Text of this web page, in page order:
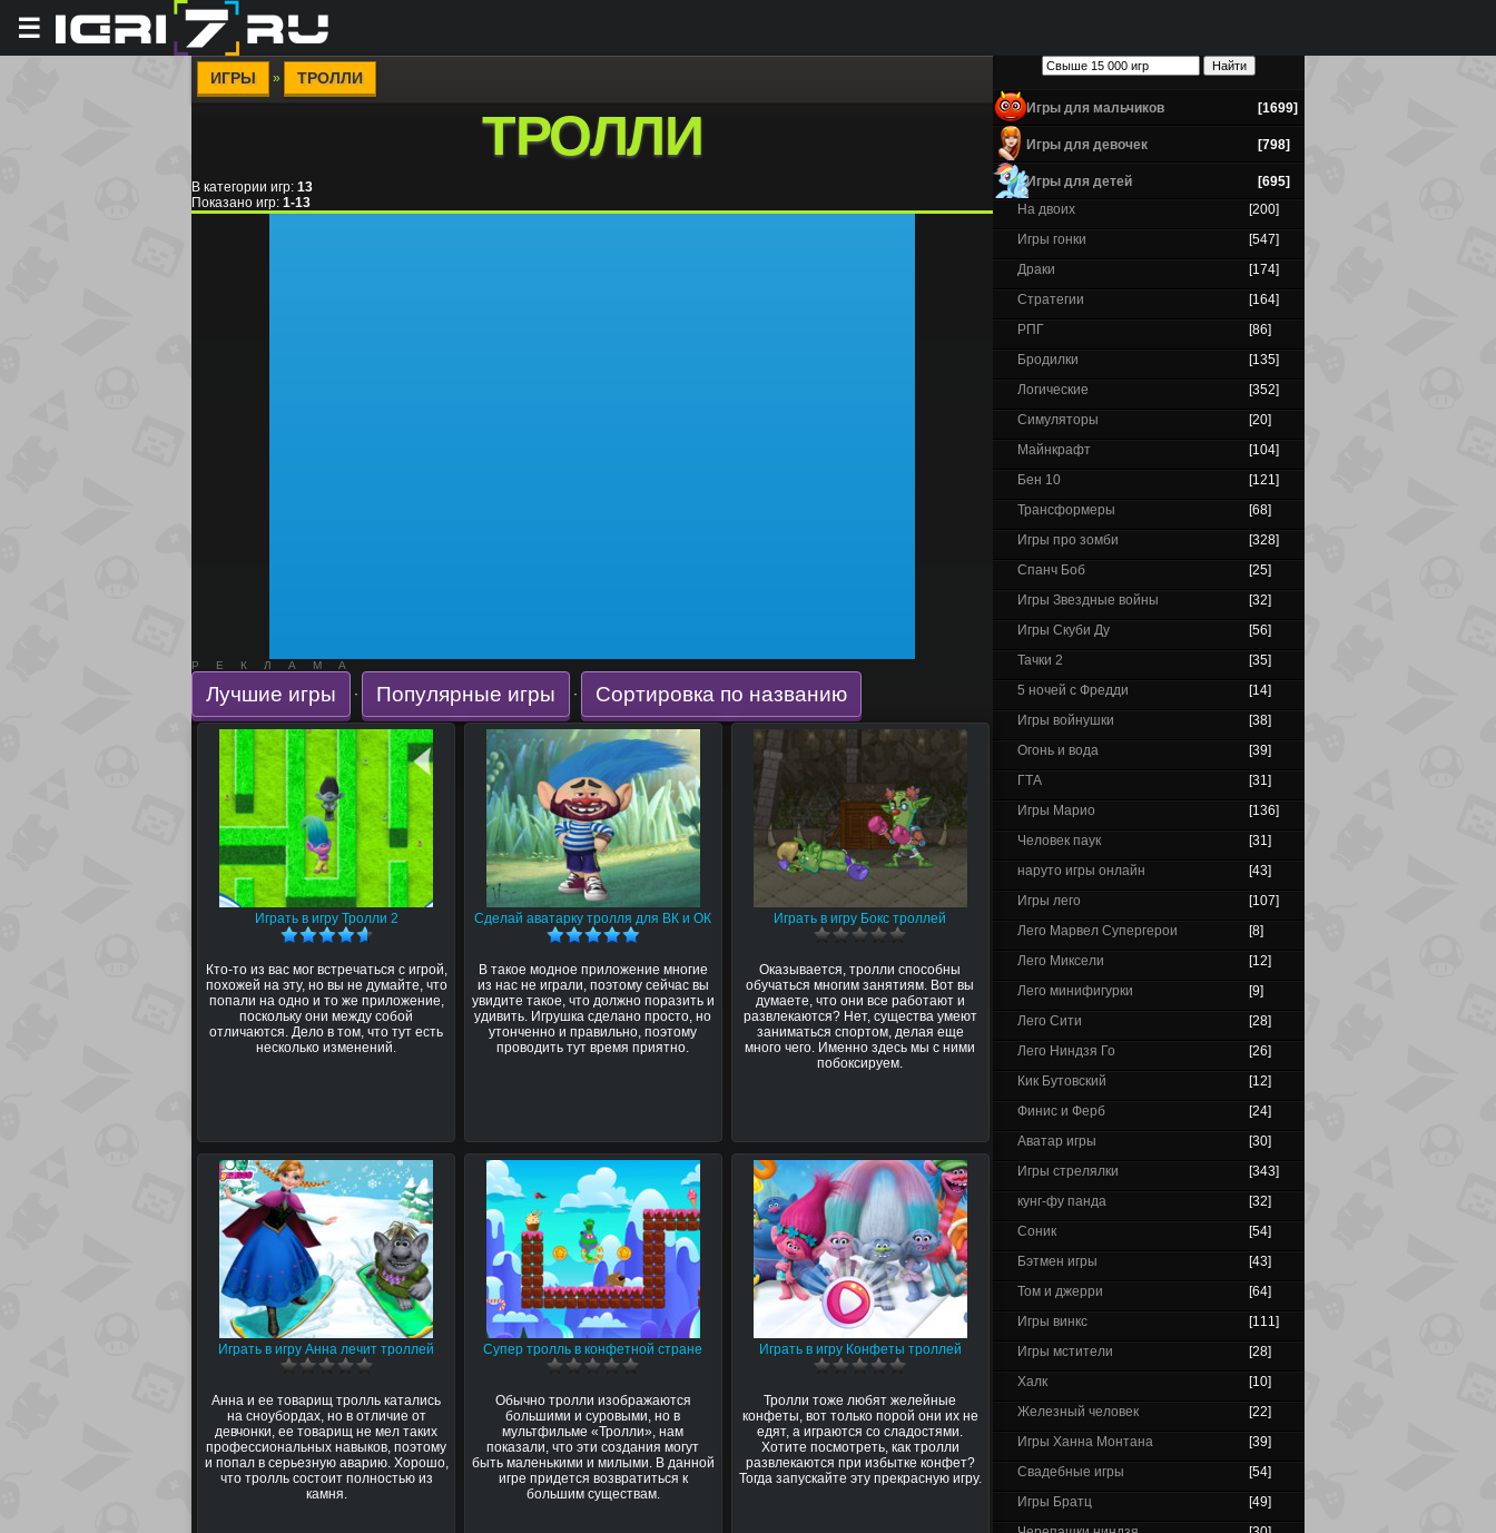
☰
ИГРЫ » ТРОЛЛИ
ТРОЛЛИ
В категории игр: 13
Показано игр: 1-13
РЕКЛАМА
Лучшие игры · Популярные игры · Сортировка по названию
Играть в игру Тролли 2
Кто-то из вас мог встречаться с игрой,
похожей на эту, но вы не думайте, что
попали на одно и то же приложение,
поскольку они между собой
отличаются. Дело в том, что тут есть
несколько изменений.
Сделай аватарку тролля для ВК и ОК
В такое модное приложение многие
из нас не играли, поэтому сейчас вы
увидите такое, что должно поразить и
удивить. Игрушка сделано просто, но
утонченно и правильно, поэтому
проводить тут время приятно.
Играть в игру Бокс троллей
Оказывается, тролли способны
обучаться многим занятиям. Вот вы
думаете, что они все работают и
развлекаются? Нет, существа умеют
заниматься спортом, делая еще
много чего. Именно здесь мы с ними
побоксируем.
Играть в игру Анна лечит троллей
Анна и ее товарищ тролль катались
на сноубордах, но в отличие от
девчонки, ее товарищ не мел таких
профессиональных навыков, поэтому
и попал в серьезную аварию. Хорошо,
что тролль состоит полностью из
камня.
Супер тролль в конфетной стране
Обычно тролли изображаются
большими и суровыми, но в
мультфильме «Тролли», нам
показали, что эти создания могут
быть маленькими и милыми. В данной
игре придется возвратиться к
большим существам.
Играть в игру Конфеты троллей
Тролли тоже любят желейные
конфеты, вот только порой они их не
едят, а играются со сладостями.
Хотите посмотреть, как тролли
развлекаются при избытке конфет?
Тогда запускайте эту прекрасную игру.
Игры для мальчиков [1699]
Игры для девочек [798]
Игры для детей
[695]
На двоих
[200]
Игры гонки
[547]
Драки
[174]
Стратегии
[164]
РПГ
[86]
Бродилки
[135]
Логические
[352]
Симуляторы
[20]
Майнкрафт
[104]
Бен 10
[121]
Трансформеры
[68]
Игры про зомби
[328]
Спанч Боб
[25]
Игры Звездные войны
[32]
Игры Скуби Ду
[56]
Тачки 2
[35]
5 ночей с Фредди
[14]
Игры войнушки
[38]
Огонь и вода
[39]
ГТА
[31]
Игры Марио
[136]
Человек паук
[31]
наруто игры онлайн
[43]
Игры лего
[107]
Лего Марвел Супергерои
[8]
Лего Миксели
[12]
Лего минифигурки
[9]
Лего Сити
[28]
Лего Ниндзя Го
[26]
Кик Бутовский
[12]
Финис и Ферб
[24]
Аватар игры
[30]
Игры стрелялки
[343]
кунг-фу панда
[32]
Соник
[54]
Бэтмен игры
[43]
Том и джерри
[64]
Игры винкс
[111]
Игры мстители
[28]
Халк
[10]
Железный человек
[22]
Игры Ханна Монтана
[39]
Свадебные игры
[54]
Игры Братц
[49]